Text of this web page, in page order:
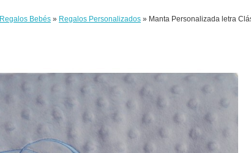
Regalos Bebés » Regalos Personalizados » Manta Personalizada letra